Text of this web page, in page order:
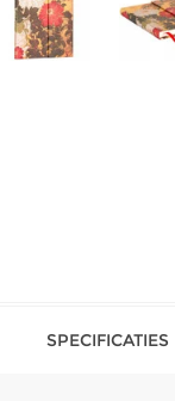
SPECIFICATIES